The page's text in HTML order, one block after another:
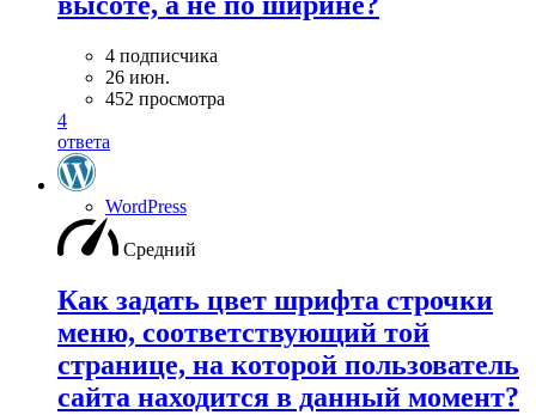
4 подписчика
26 июн.
452 просмотра
4
ответа
WordPress
Средний
Как задать цвет шрифта строчки
меню, соответствующий той
странице, на которой пользователь
сайта находится в данный момент?